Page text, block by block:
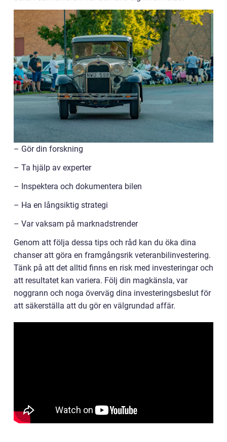
– Gör din forskning
– Ta hjälp av experter
– Inspektera och dokumentera bilen
– Ha en långsiktig strategi
– Var vaksam på marknadstrender
Genom att följa dessa tips och råd kan du öka dina
chanser att göra en framgångsrik veteranbilinvestering.
Tänk på att det alltid finns en risk med investeringar och
att resultatet kan variera. Följ din magkänsla, var
noggrann och noga överväg dina investeringsbeslut för
att säkerställa att du gör en välgrundad affär.